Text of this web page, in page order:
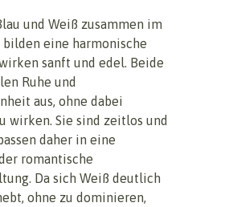
und Weiß zusammen im
eine harmonische
sanft und edel. Beide
Ruhe und
aus, ohne dabei
wirken. Sie sind zeitlos und
daher in eine
romantische
Da sich Weiß deutlich
ohne zu dominieren,